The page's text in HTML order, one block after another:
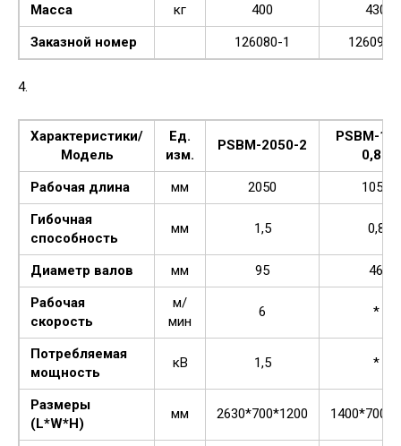
Масса кг 400
430
Заказной номер
126080-1 126090-
4.
Характеристики/
Модель
Ед.
изм.
PSBM-2050-2
PSBM-
0,8м
Рабочая длина
мм 2050
1050
Гибочная
способность
мм 1,5 0,8
Диаметр валов мм 95
46
Рабочая
скорость
м/
мин
6 *
Потребляемая
мощность
кВ 1,5 *
Размеры
(L*W*H)
мм 2630*700*1200